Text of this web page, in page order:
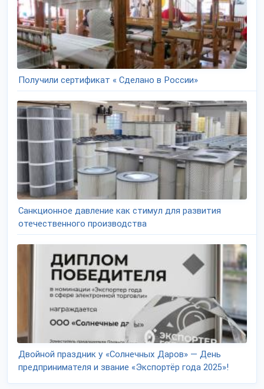
Получили сертификат « Сделано в России»
Санкционное давление как стимул для развития
отечественного производства
Двойной праздник у «Солнечных Даров» — День
предпринимателя и звание «Экспортёр года 2025»!